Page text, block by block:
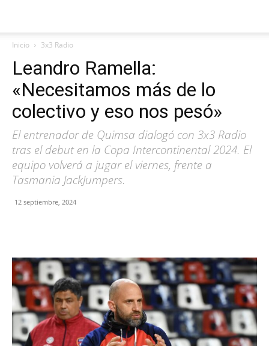
Inicio 3x3 Radio
Leandro Ramella:
«Necesitamos más de lo
colectivo y eso nos pesó»
El entrenador de Quimsa dialogó con 3x3 Radio
tras el debut en la Copa Intercontinental 2024. El
equipo volverá a jugar el viernes, frente a
Tasmania JackJumpers.
12 septiembre, 2024